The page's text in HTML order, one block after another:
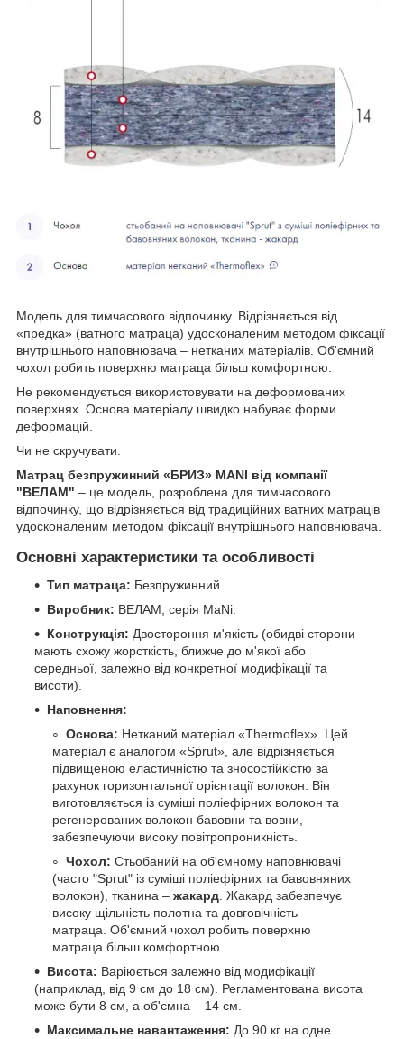
Модель для тимчасового відпочинку. Відрізняється від
«предка» (ватного матраца) удосконаленим методом фіксації
внутрішнього наповнювача – нетканих матеріалів. Об'ємний
чохол робить поверхню матраца більш комфортною.
Не рекомендується використовувати на деформованих
поверхнях. Основа матеріалу швидко набуває форми
деформацій.
Чи не скручувати.
Матрац безпружинний «БРИЗ» MANI від компанії
"ВЕЛАМ" – це модель, розроблена для тимчасового
відпочинку, що відрізняється від традиційних ватних матраців
удосконаленим методом фіксації внутрішнього наповнювача.
Основні характеристики та особливості
Тип матраца: Безпружинний.
Виробник: ВЕЛАМ, серія MaNi.
Конструкція: Двостороння м'якість (обидві сторони
мають схожу жорсткість, ближче до м'якої або
середньої, залежно від конкретної модифікації та
висоти).
Наповнення:
Основа: Нетканий матеріал «Thermoflex». Цей
матеріал є аналогом «Sprut», але відрізняється
підвищеною еластичністю та зносостійкістю за
рахунок горизонтальної орієнтації волокон. Він
виготовляється із суміші поліефірних волокон та
регенерованих волокон бавовни та вовни,
забезпечуючи високу повітропроникність.
Чохол: Стьобаний на об'ємному наповнювачі
(часто "Sprut" із суміші поліефірних та бавовняних
волокон), тканина – жакард . Жакард забезпечує
високу щільність полотна та довговічність
матраца. Об'ємний чохол робить поверхню
матраца більш комфортною.
Висота: Варіюється залежно від модифікації
(наприклад, від 9 см до 18 см). Регламентована висота
може бути 8 см, а об'ємна – 14 см.
Максимальне навантаження: До 90 кг на одне